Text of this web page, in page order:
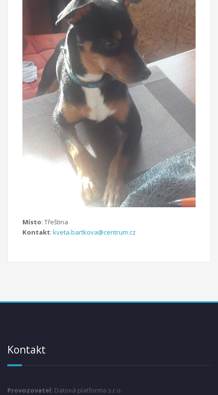
Místo: Třeština
Kontakt: kveta.bartkova@centrum.cz
Kontakt
Provozovatel: Datová platforma s.r.o.